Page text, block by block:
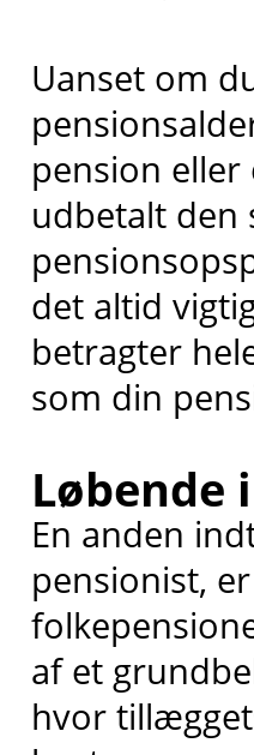
Uanset om
pension eller
udbetalt den
det altid
betragter
som din
En anden
pensionist, er
af et
hvor